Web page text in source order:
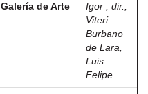
Galería de Arte
Igor , dir. ;
Viteri
Burbano
de Lara,
Luis
Felipe